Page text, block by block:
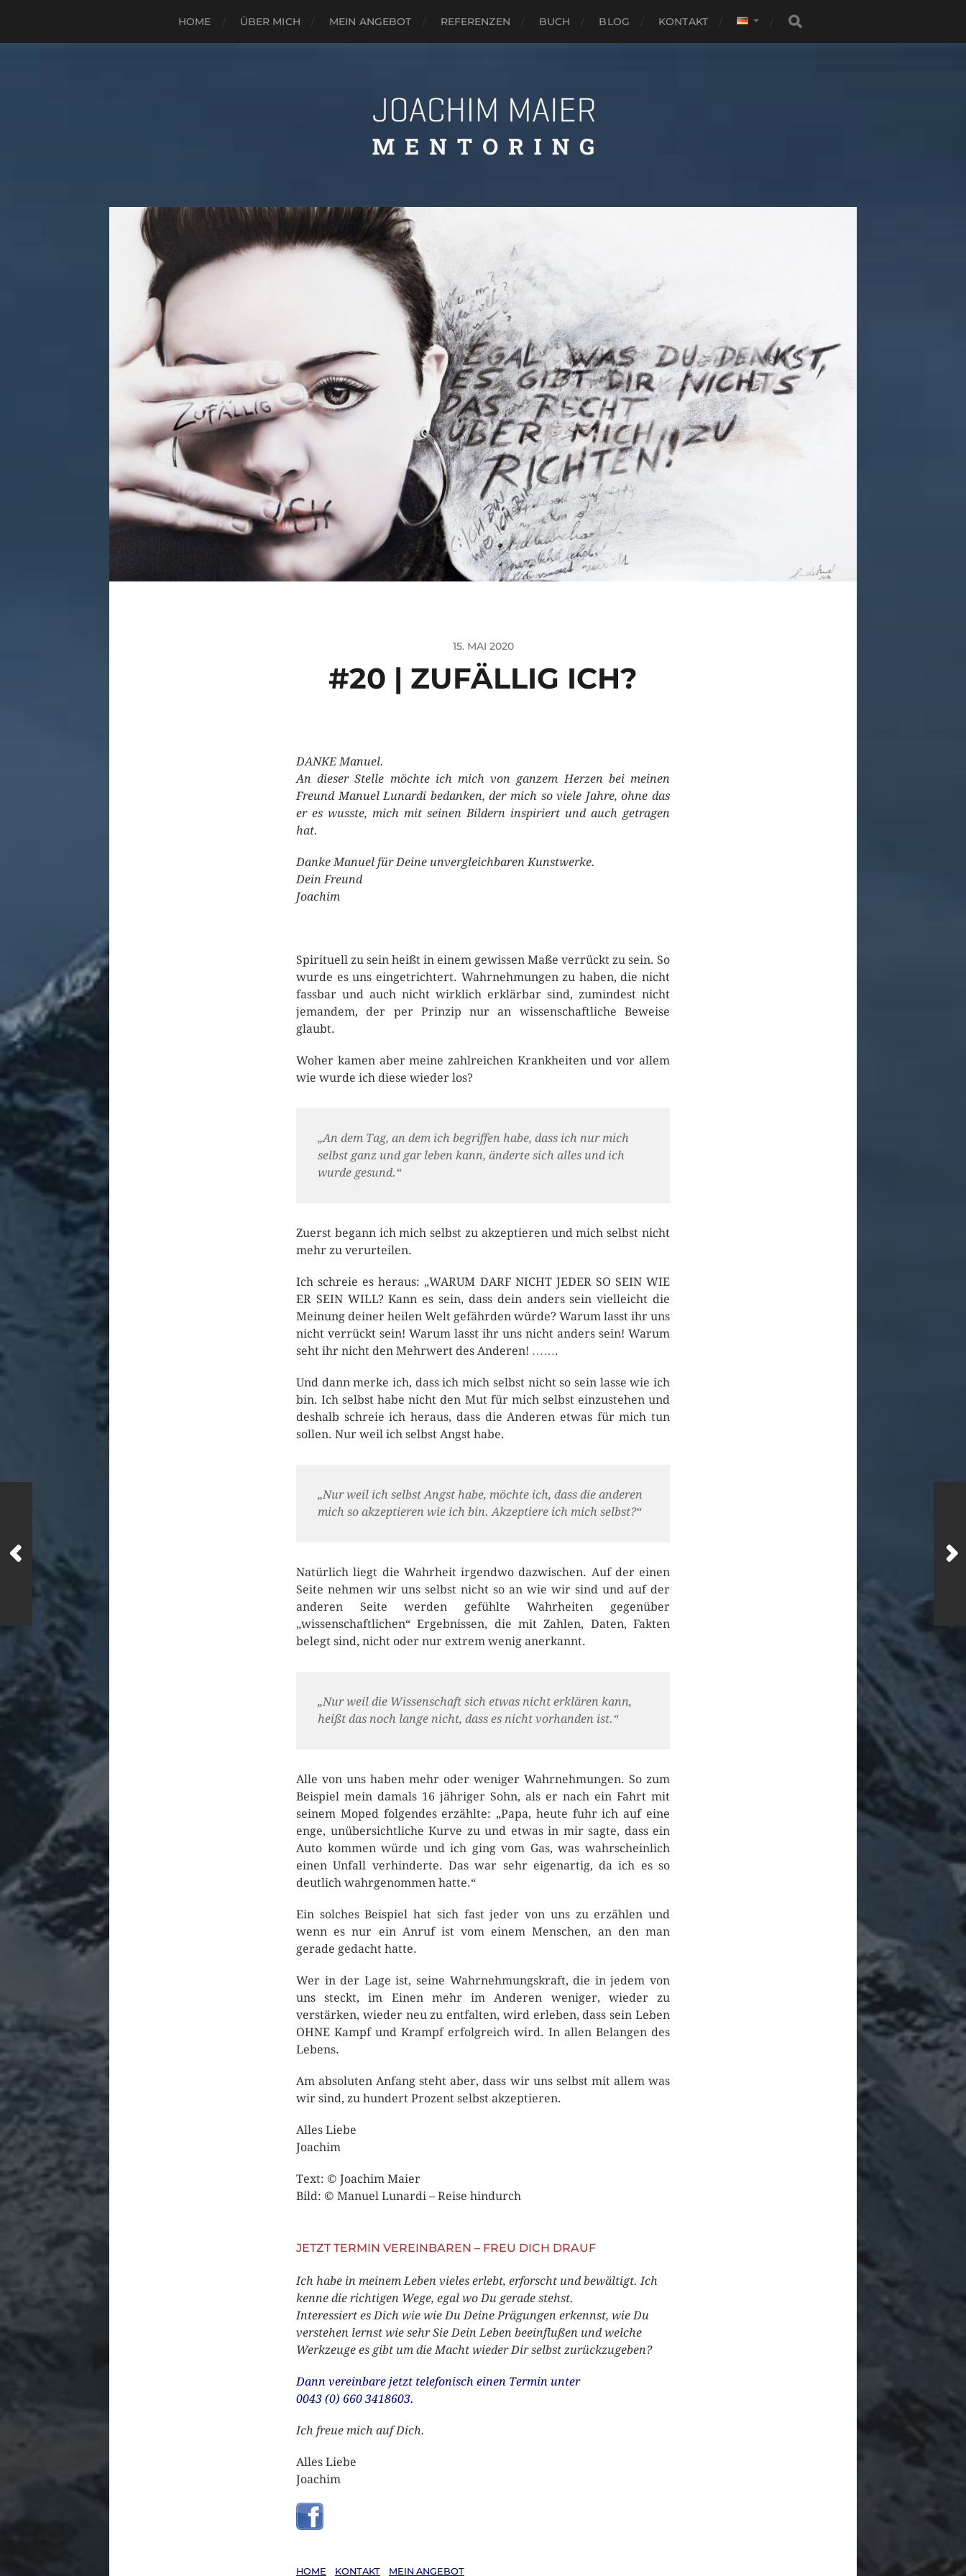
HOME ÜBER MICH MEIN ANGEBOT REFERENZEN BUCH BLOG KONTAKT
15. MAI 2020
#20 | ZUFÄLLIG ICH?
DANKE Manuel.
An dieser Stelle möchte ich mich von ganzem Herzen bei meinen
Freund Manuel Lunardi bedanken, der mich so viele Jahre, ohne das
er es wusste, mich mit seinen Bildern inspiriert und auch getragen
hat.
Danke Manuel für Deine unvergleichbaren Kunstwerke.
Dein Freund
Joachim
Spirituell zu sein heißt in einem gewissen Maße verrückt zu sein. So
wurde es uns eingetrichtert. Wahrnehmungen zu haben, die nicht
fassbar und auch nicht wirklich erklärbar sind, zumindest nicht
jemandem, der per Prinzip nur an wissenschaftliche Beweise
glaubt.
Woher kamen aber meine zahlreichen Krankheiten und vor allem
wie wurde ich diese wieder los?
„An dem Tag, an dem ich begriffen habe, dass ich nur mich
selbst ganz und gar leben kann, änderte sich alles und ich
wurde gesund.“
Zuerst begann ich mich selbst zu akzeptieren und mich selbst nicht
mehr zu verurteilen.
Ich schreie es heraus: „WARUM DARF NICHT JEDER SO SEIN WIE
ER SEIN WILL? Kann es sein, dass dein anders sein vielleicht die
Meinung deiner heilen Welt gefährden würde? Warum lasst ihr uns
nicht verrückt sein! Warum lasst ihr uns nicht anders sein! Warum
seht ihr nicht den Mehrwert des Anderen! …….
Und dann merke ich, dass ich mich selbst nicht so sein lasse wie ich
bin. Ich selbst habe nicht den Mut für mich selbst einzustehen und
deshalb schreie ich heraus, dass die Anderen etwas für mich tun
sollen. Nur weil ich selbst Angst habe.
„Nur weil ich selbst Angst habe, möchte ich, dass die anderen
mich so akzeptieren wie ich bin. Akzeptiere ich mich selbst?“
Natürlich liegt die Wahrheit irgendwo dazwischen. Auf der einen
Seite nehmen wir uns selbst nicht so an wie wir sind und auf der
anderen Seite werden gefühlte Wahrheiten gegenüber
„wissenschaftlichen“ Ergebnissen, die mit Zahlen, Daten, Fakten
belegt sind, nicht oder nur extrem wenig anerkannt.
„Nur weil die Wissenschaft sich etwas nicht erklären kann,
heißt das noch lange nicht, dass es nicht vorhanden ist.“
Alle von uns haben mehr oder weniger Wahrnehmungen. So zum
Beispiel mein damals 16 jähriger Sohn, als er nach ein Fahrt mit
seinem Moped folgendes erzählte: „Papa, heute fuhr ich auf eine
enge, unübersichtliche Kurve zu und etwas in mir sagte, dass ein
Auto kommen würde und ich ging vom Gas, was wahrscheinlich
einen Unfall verhinderte. Das war sehr eigenartig, da ich es so
deutlich wahrgenommen hatte.“
Ein solches Beispiel hat sich fast jeder von uns zu erzählen und
wenn es nur ein Anruf ist vom einem Menschen, an den man
gerade gedacht hatte.
Wer in der Lage ist, seine Wahrnehmungskraft, die in jedem von
uns steckt, im Einen mehr im Anderen weniger, wieder zu
verstärken, wieder neu zu entfalten, wird erleben, dass sein Leben
OHNE Kampf und Krampf erfolgreich wird. In allen Belangen des
Lebens.
Am absoluten Anfang steht aber, dass wir uns selbst mit allem was
wir sind, zu hundert Prozent selbst akzeptieren.
Alles Liebe
Joachim
Text: © Joachim Maier
Bild: © Manuel Lunardi – Reise hindurch
JETZT TERMIN VEREINBAREN – FREU DICH DRAUF
Ich habe in meinem Leben vieles erlebt, erforscht und bewältigt. Ich
kenne die richtigen Wege, egal wo Du gerade stehst.
Interessiert es Dich wie wie Du Deine Prägungen erkennst, wie Du
verstehen lernst wie sehr Sie Dein Leben beeinflußen und welche
Werkzeuge es gibt um die Macht wieder Dir selbst zurückzugeben?
Dann vereinbare jetzt telefonisch einen Termin unter
0043 (0) 660 3418603.
Ich freue mich auf Dich.
Alles Liebe
Joachim
HOME KONTAKT MEIN ANGEBOT